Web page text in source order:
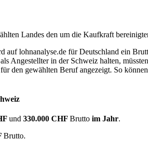
Landes den um die Kaufkraft
auf lohnanalyse.de für Deutschland ein
Angestellter in der Schweiz halten,
den gewählten Beruf angezeigt. So
und 330.000 CHF Brutto im Jahr.
Brutto.